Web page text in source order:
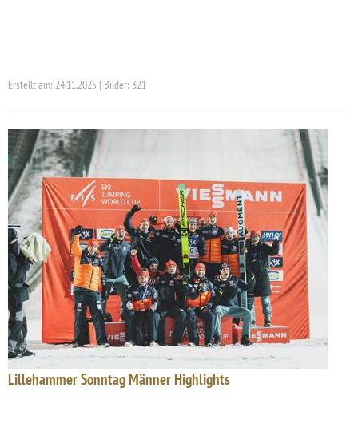
Erstellt am: 24.11.2025 | Bilder: 321
Lillehammer Sonntag Männer Highlights